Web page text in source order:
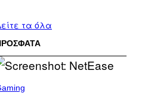
τα όλα